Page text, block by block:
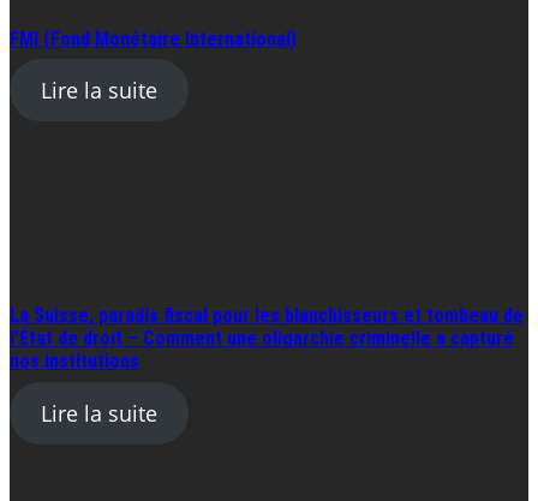
FMI (Fond Monétaire International)
Lire la suite
La Suisse, paradis fiscal pour les blanchisseurs et tombeau de
l’État de droit – Comment une oligarchie criminelle a capturé
nos institutions
Lire la suite